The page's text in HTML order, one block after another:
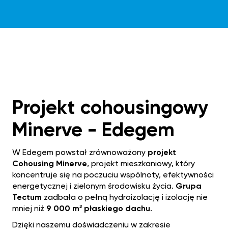
Projekt cohousingowy
Minerve - Edegem‍
W Edegem powstał zrównoważony projekt
Cohousing Minerve, projekt mieszkaniowy, który
koncentruje się na poczuciu wspólnoty, efektywności
energetycznej i zielonym środowisku życia. Grupa
Tectum zadbała o pełną hydroizolację i izolację nie
mniej niż 9 000 m² płaskiego dachu.
Dzięki naszemu doświadczeniu w zakresie